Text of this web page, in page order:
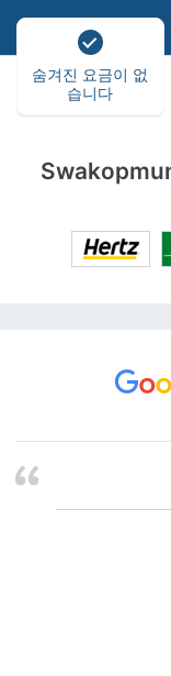
숨겨진 요금이 없
습니다